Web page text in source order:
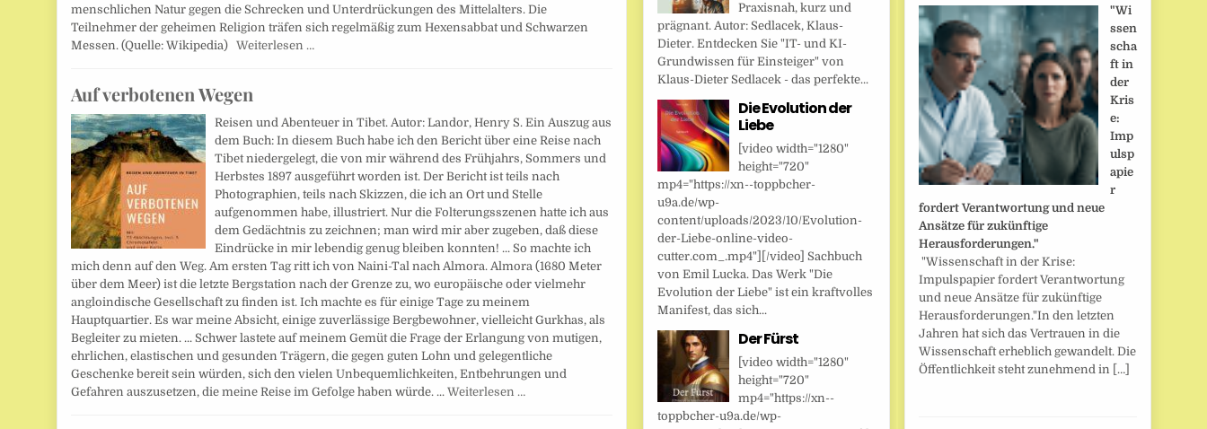
menschlichen Natur gegen die Schrecken und Unterdrückungen des Mittelalters. Die
Teilnehmer der geheimen Religion träfen sich regelmäßig zum Hexensabbat und Schwarzen
Messen. (Quelle: Wikipedia)Weiterlesen …
Auf verbotenen Wegen
Reisen und Abenteuer in Tibet. Autor: Landor, Henry S. Ein Auszug aus
dem Buch: In diesem Buch habe ich den Bericht über eine Reise nach
Tibet niedergelegt, die von mir während des Frühjahrs, Sommers und
Herbstes 1897 ausgeführt worden ist. Der Bericht ist teils nach
Photographien, teils nach Skizzen, die ich an Ort und Stelle
aufgenommen habe, illustriert. Nur die Folterungsszenen hatte ich aus
dem Gedächtnis zu zeichnen; man wird mir aber zugeben, daß diese
Eindrücke in mir lebendig genug bleiben konnten! ... So machte ich
mich denn auf den Weg. Am ersten Tag ritt ich von Naini-Tal nach Almora. Almora (1680 Meter
über dem Meer) ist die letzte Bergstation nach der Grenze zu, wo europäische oder vielmehr
angloindische Gesellschaft zu finden ist. Ich machte es für einige Tage zu meinem
Hauptquartier. Es war meine Absicht, einige zuverlässige Bergbewohner, vielleicht Gurkhas, als
Begleiter zu mieten. ... Schwer lastete auf meinem Gemüt die Frage der Erlangung von mutigen,
ehrlichen, elastischen und gesunden Trägern, die gegen guten Lohn und gelegentliche
Geschenke bereit sein würden, sich den vielen Unbequemlichkeiten, Entbehrungen und
Gefahren auszusetzen, die meine Reise im Gefolge haben würde. ...Weiterlesen …
Praxisnah, kurz und
prägnant. Autor: Sedlacek, Klaus-
Dieter. Entdecken Sie "IT- und KI-
Grundwissen für Einsteiger" von
Klaus-Dieter Sedlacek - das perfekte...
Die Evolution der
Liebe
[video width="1280"
height="720"
mp4="https://xn--toppbcher-
u9a.de/wp-
content/uploads/2023/10/Evolution-
der-Liebe-online-video-
cutter.com_.mp4"][/video] Sachbuch
von Emil Lucka. Das Werk "Die
Evolution der Liebe" ist ein kraftvolles
Manifest, das sich...
Der Fürst
[video width="1280"
height="720"
mp4="https://xn--
toppbcher-u9a.de/wp-
"Wi
ssen
scha
ft in
der
Kris
e:
Imp
ulsp
apie
r
fordert Verantwortung und neue
Ansätze für zukünftige
Herausforderungen."
"Wissenschaft in der Krise:
Impulspapier fordert Verantwortung
und neue Ansätze für zukünftige
Herausforderungen."In den letzten
Jahren hat sich das Vertrauen in die
Wissenschaft erheblich gewandelt. Die
Öffentlichkeit steht zunehmend in […]